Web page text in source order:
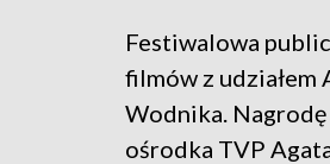
Festiwalowa
filmów z udziałem
Wodnika.
ośrodka TVP